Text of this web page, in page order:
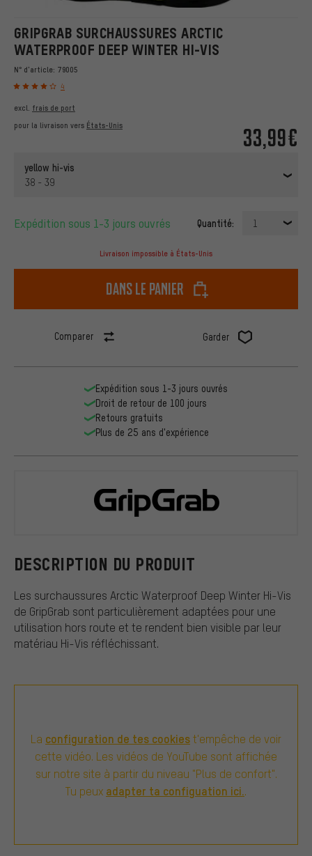
GRIPGRAB SURCHAUSSURES ARCTIC
WATERPROOF DEEP WINTER HI-VIS
N° d'article: 79005
4
33,99€
excl. frais de port
pour la livraison vers États-Unis
yellow hi-vis
38 - 39
Expédition sous 1-3 jours ouvrés Quantité: 1
Livraison impossible à États-Unis
dans le panier
Comparer Garder
DESCRIPTION DU PRODUIT
Les surchaussures Arctic Waterproof Deep Winter Hi-Vis
de GripGrab sont particulièrement adaptées pour une
utilisation hors route et te rendent bien visible par leur
matériau Hi-Vis réfléchissant.
La configuration de tes cookiest'empêche de voir
cette vidéo. Les vidéos de YouTube sont affichée
sur notre site à partir du niveau "Plus de confort".
Tu peux adapter ta configuation ici..
Expédition sous 1-3 jours ouvrés
Droit de retour de 100 jours
Retours gratuits
Plus de 25 ans d'expérience
GripGrab